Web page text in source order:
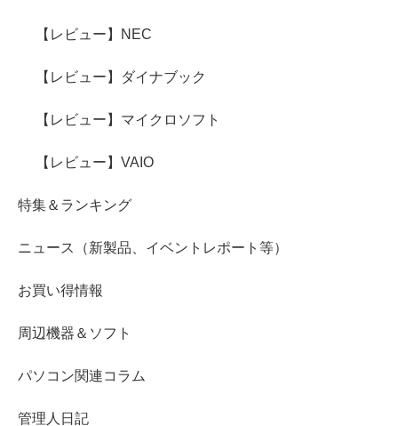
【レビュー】NEC
【レビュー】ダイナブック
【レビュー】マイクロソフト
【レビュー】VAIO
特集＆ランキング
ニュース（新製品、イベントレポート等）
お買い得情報
周辺機器＆ソフト
パソコン関連コラム
管理人日記